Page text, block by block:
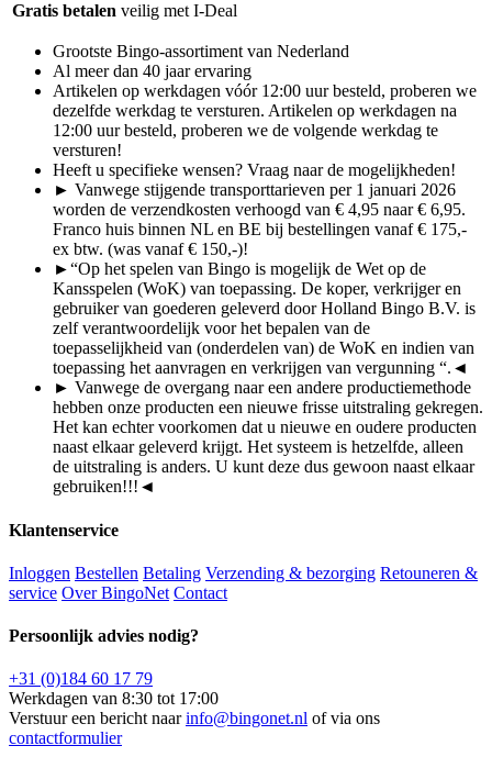
Gratis betalen veilig met I-Deal
Grootste Bingo-assortiment van Nederland
Al meer dan 40 jaar ervaring
Artikelen op werkdagen vóór 12:00 uur besteld, proberen we
dezelfde werkdag te versturen. Artikelen op werkdagen na
12:00 uur besteld, proberen we de volgende werkdag te
versturen!
Heeft u specifieke wensen? Vraag naar de mogelijkheden!
► Vanwege stijgende transporttarieven per 1 januari 2026
worden de verzendkosten verhoogd van € 4,95 naar € 6,95.
Franco huis binnen NL en BE bij bestellingen vanaf € 175,-
ex btw. (was vanaf € 150,-)!
►“Op het spelen van Bingo is mogelijk de Wet op de
Kansspelen (WoK) van toepassing. De koper, verkrijger en
gebruiker van goederen geleverd door Holland Bingo B.V. is
zelf verantwoordelijk voor het bepalen van de
toepasselijkheid van (onderdelen van) de WoK en indien van
toepassing het aanvragen en verkrijgen van vergunning “.◄
► Vanwege de overgang naar een andere productiemethode
hebben onze producten een nieuwe frisse uitstraling gekregen.
Het kan echter voorkomen dat u nieuwe en oudere producten
naast elkaar geleverd krijgt. Het systeem is hetzelfde, alleen
de uitstraling is anders. U kunt deze dus gewoon naast elkaar
gebruiken!!! ◄
Klantenservice
Inloggen Bestellen Betaling Verzending & bezorging Retouneren &
service Over BingoNet Contact
Persoonlijk advies nodig?
+31 (0)184 60 17 79
Werkdagen van 8:30 tot 17:00
Verstuur een bericht naarinfo@bingonet.nl of via ons
contactformulier